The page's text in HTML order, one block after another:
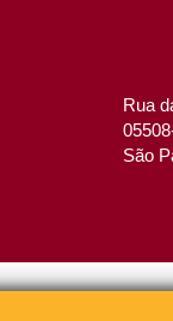
Rua
São